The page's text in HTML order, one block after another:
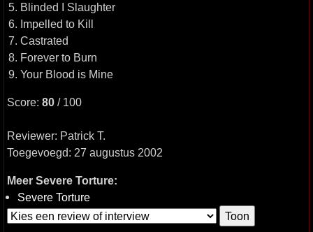
5. Blinded I Slaughter
6. Impelled to Kill
7. Castrated
8. Forever to Burn
9. Your Blood is Mine
Score: 80 / 100
Reviewer: Patrick T.
Toegevoegd: 27 augustus 2002
Meer Severe Torture:
Severe Torture